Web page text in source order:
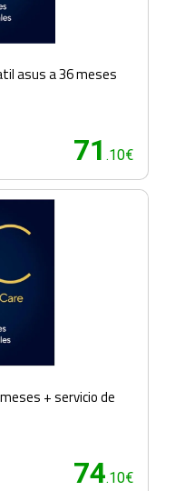
asus a 36 meses
71 .10€
+ servicio de
74.10€